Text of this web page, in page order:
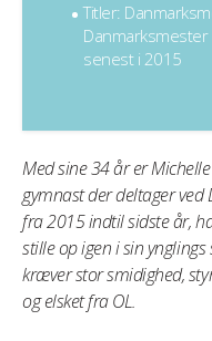
Titler:
senest i 2015
Med sine 34 år er
gymnast der deltager
fra 2015 indtil sidste år,
stille op igen i sin
kræver stor smidighed,
og elsket fra OL.